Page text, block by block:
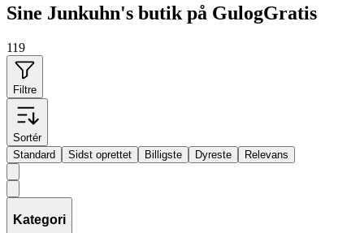
Sine Junkuhn's butik på GulogGratis
119
Filtre
Sortér
Standard
Sidst oprettet Billigste Dyreste Relevans
Kategori